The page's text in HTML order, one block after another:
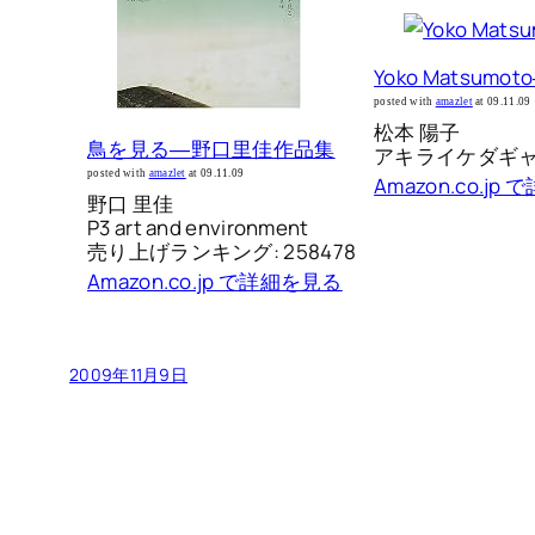
鳥を見る―野口里佳作品集
posted with amazlet at 09.11.09
野口 里佳
P3 art and environment
売り上げランキング: 258478
Amazon.co.jp で詳細を見る
Yoko
posted with amazletat 09.11.09
松本 陽子
アキライケダギ
Amazon.co.jp で
2009年11月9日